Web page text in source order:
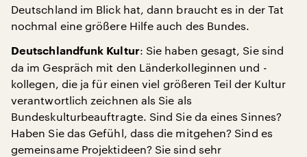
Deutschland im Blick hat, dann braucht es in der Tat
nochmal eine größere Hilfe auch des Bundes.
Deutschlandfunk Kultur: Sie haben gesagt, Sie sind
da im Gespräch mit den Länderkolleginnen und -
kollegen, die ja für einen viel größeren Teil der Kultur
verantwortlich zeichnen als Sie als
Bundeskulturbeauftragte. Sind Sie da eines Sinnes?
Haben Sie das Gefühl, dass die mitgehen? Sind es
gemeinsame Projektideen? Sie sind sehr